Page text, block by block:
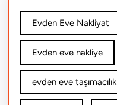
Evden Eve Nakliyat
Evden eve nakliye
evden eve taşımacılık